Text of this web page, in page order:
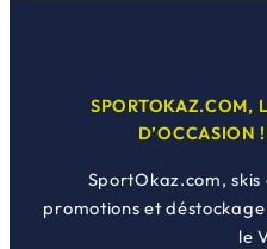
SPORTOKAZ.COM,
D’OCCASION
SportOkaz.com, skis
promotions et
le